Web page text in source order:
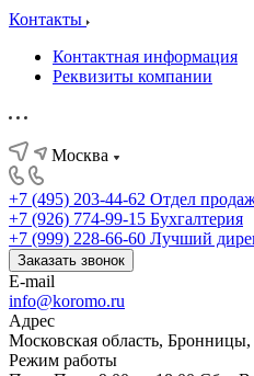
Контакты
Контактная информация
Реквизиты компании
Москва
+7 (495) 203-44-62 Отдел
+7 (926) 774-99-15 Бухгалтерия
+7 (999) 228-66-60 Лучший
Заказать звонок
E-mail
info@koromo.ru
Адрес
Московская область,
Режим работы